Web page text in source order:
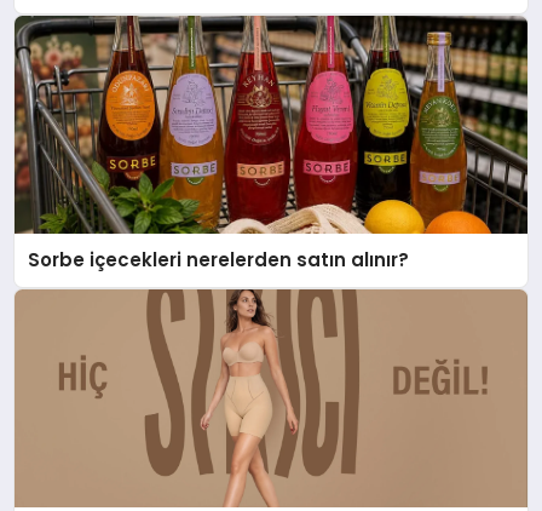
Sorbe içecekleri nerelerden satın alınır?